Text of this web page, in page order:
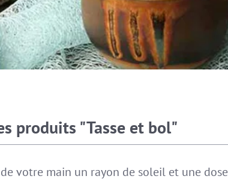
produits "Tasse et bol"
votre main un rayon de soleil et une